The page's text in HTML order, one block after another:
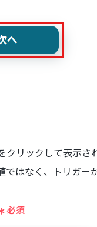
クリックして表示
はなく、トリガ